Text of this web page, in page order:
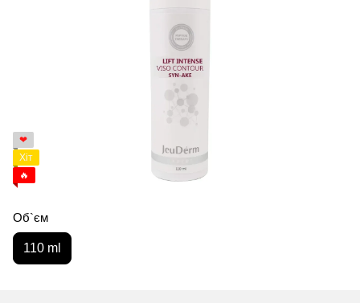
❤
Хіт
🔥
Об`єм
110 ml